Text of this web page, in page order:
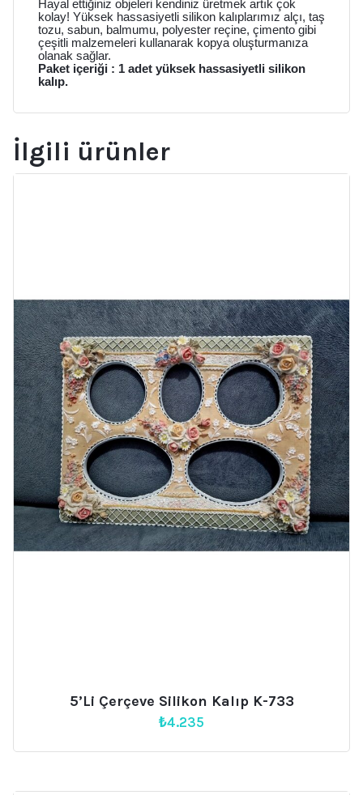
Hayal ettiğiniz objeleri kendiniz üretmek artık çok
kolay! Yüksek hassasiyetli silikon kalıplarımız alçı, taş
tozu, sabun, balmumu, polyester reçine, çimento gibi
çeşitli malzemeleri kullanarak kopya oluşturmanıza
olanak sağlar.
Paket içeriği : 1 adet yüksek hassasiyetli silikon
kalıp.
İlgili ürünler
5’li Çerçeve Silikon Kalıp K-733
₺4.235